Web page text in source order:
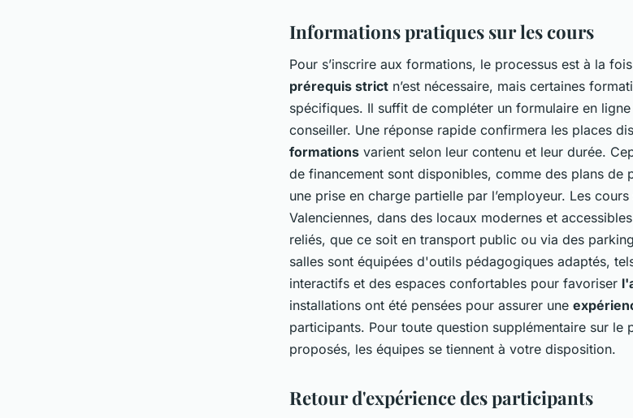
Informations pratiques sur les cours
Pour s’inscrire aux formations, le processus est à la
prérequis strict n’est nécessaire, mais certaines
spécifiques. Il suffit de compléter un formulaire en
conseiller. Une réponse rapide confirmera les places
formations varient selon leur contenu et leur durée.
de financement sont disponibles, comme des plans de
une prise en charge partielle par l’employeur. Les
Valenciennes, dans des locaux modernes et
reliés, que ce soit en transport public ou via des
salles sont équipées d'outils pédagogiques adaptés,
interactifs et des espaces confortables pour favoriser
installations ont été pensées pour assurer une
participants. Pour toute question supplémentaire sur le
proposés, les équipes se tiennent à votre disposition.
Retour d'expérience des participants